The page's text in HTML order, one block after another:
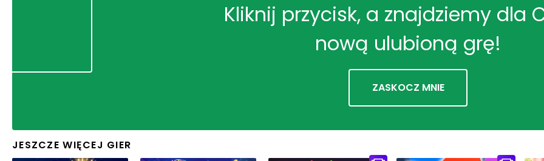
Kliknij przycisk, a znajdziemy dla
nową ulubioną grę!
ZASKOCZ MNIE
JESZCZE WIĘCEJ GIER